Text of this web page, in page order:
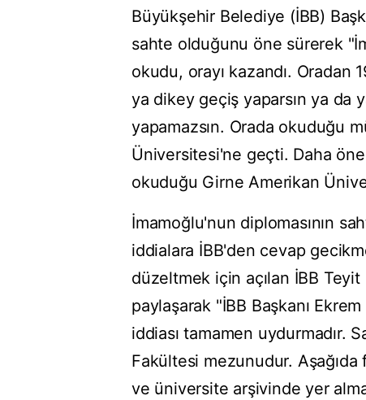
Büyükşehir Belediye (İBB)
sahte olduğunu öne sürerek
okudu, orayı kazandı. Oradan
ya dikey geçiş yaparsın ya da
yapamazsın. Orada okuduğu
Üniversitesi'ne geçti. Daha
okuduğu Girne Amerikan
İmamoğlu'nun diplomasının
iddialara İBB'den cevap
düzeltmek için açılan İBB Teyit
paylaşarak "İBB Başkanı
iddiası tamamen uydurmadır.
Fakültesi mezunudur. Aşağıda
ve üniversite arşivinde yer